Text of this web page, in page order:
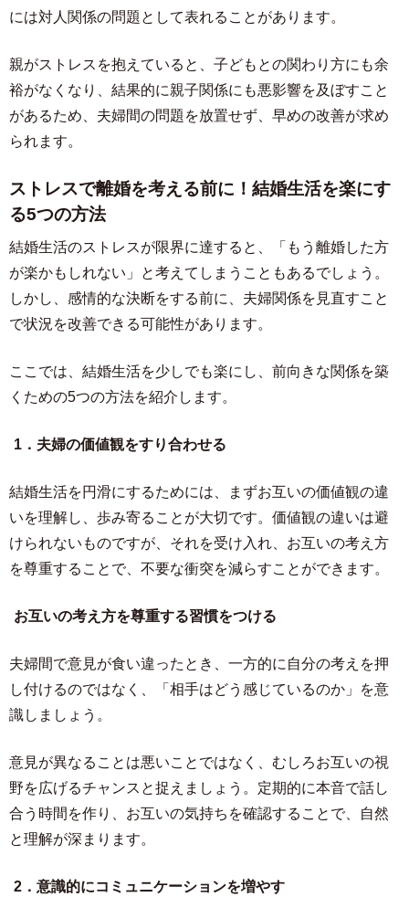
には対人関係の問題として表れることがあります。
親がストレスを抱えていると、子どもとの関わり方にも余
裕がなくなり、結果的に親子関係にも悪影響を及ぼすこと
があるため、夫婦間の問題を放置せず、早めの改善が求め
られます。
ストレスで離婚を考える前に！結婚生活を楽にす
る5つの方法
結婚生活のストレスが限界に達すると、「もう離婚した方
が楽かもしれない」と考えてしまうこともあるでしょう。
しかし、感情的な決断をする前に、夫婦関係を見直すこと
で状況を改善できる可能性があります。
ここでは、結婚生活を少しでも楽にし、前向きな関係を築
くための5つの方法を紹介します。
1．夫婦の価値観をすり合わせる
結婚生活を円滑にするためには、まずお互いの価値観の違
いを理解し、歩み寄ることが大切です。価値観の違いは避
けられないものですが、それを受け入れ、お互いの考え方
を尊重することで、不要な衝突を減らすことができます。
お互いの考え方を尊重する習慣をつける
夫婦間で意見が食い違ったとき、一方的に自分の考えを押
し付けるのではなく、「相手はどう感じているのか」を意
識しましょう。
意見が異なることは悪いことではなく、むしろお互いの視
野を広げるチャンスと捉えましょう。定期的に本音で話し
合う時間を作り、お互いの気持ちを確認することで、自然
と理解が深まります。
2．意識的にコミュニケーションを増やす